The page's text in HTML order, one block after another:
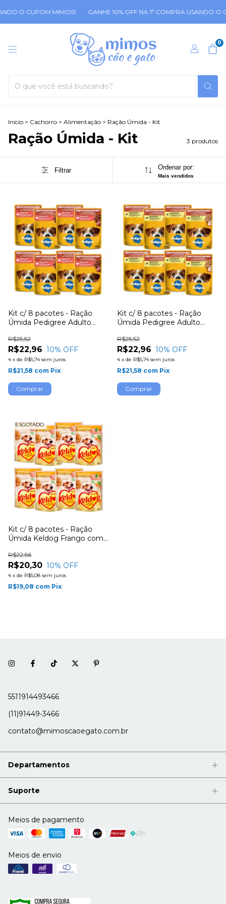
O CUPOM MIMOS1 GANHE 10% OFF NA 1ª COMPRA USANDO O
0
Início > Cachorro > Alimentação > Ração Úmida - Kit
Ração Úmida - Kit 3 produtos
Filtrar Ordenar por:
Mais vendidos
Kit c/ 8 pacotes - Ração
Úmida Pedigree Adulto
Molho
R$22,96
R$25,52
10% OFF
4 x de R$5,74 sem juros
R$21,58 com Pix
Kit c/ 8 pacotes - Ração
Úmida Pedigree Adulto
Molho
R$22,96
R$25,52
10% OFF
4 x de R$5,74 sem juros
R$21,58 com Pix
ESGOTADO
Kit c/ 8 pacotes - Ração
Úmida Keldog Frango com
R$20,30
R$22,56
10% OFF
4 x de R$5,08 sem juros
R$19,08 com Pix
5511914493466
(11)91449-3466
contato@mimoscaoegato.com.br
Departamentos
Suporte
Meios de pagamento
Meios de envio